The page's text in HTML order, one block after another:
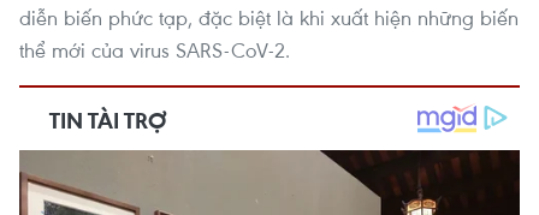
diễn biến phức tạp, đặc biệt là khi xuất hiện những biến
thể mới của virus SARS-CoV-2.